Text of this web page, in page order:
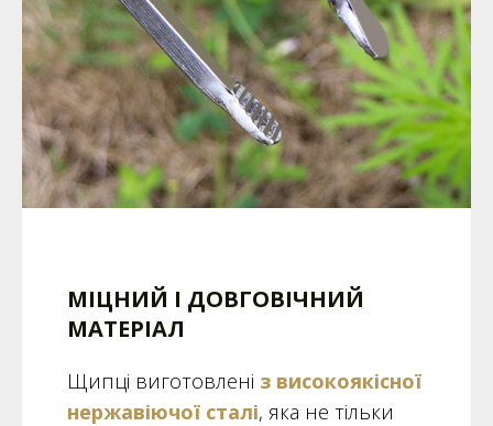
МІЦНИЙ І ДОВГОВІЧНИЙ
МАТЕРІАЛ
Щипці виготовлені з високоякісної
нержавіючої сталі, яка не тільки